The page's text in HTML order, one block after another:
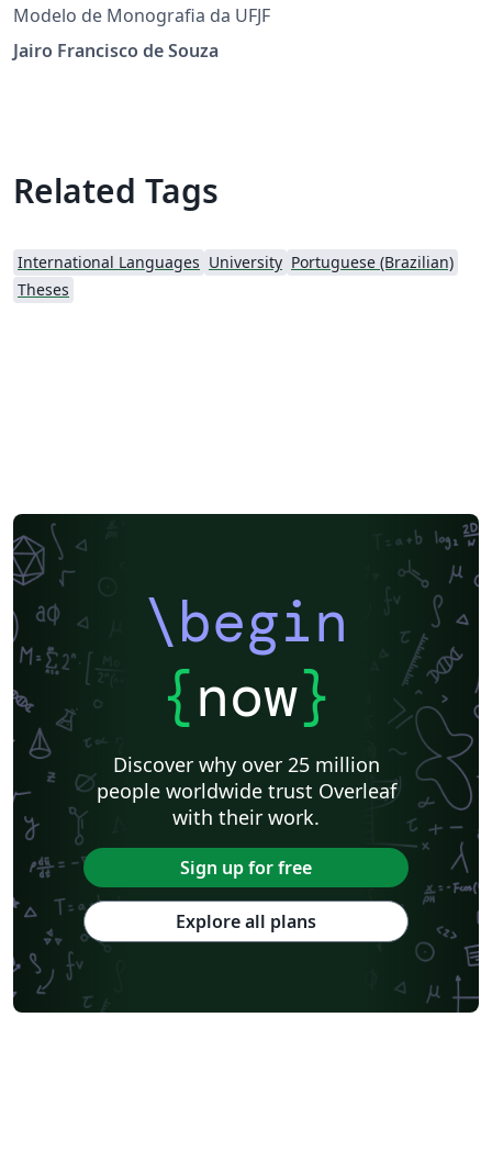
Modelo de Monografia da UFJF
Jairo Francisco de Souza
Related Tags
International Languages University Portuguese (Brazilian)
Theses
\begin
{now}
Discover why over 25 million
people worldwide trust Overleaf
with their work.
Sign up for free
Explore all plans